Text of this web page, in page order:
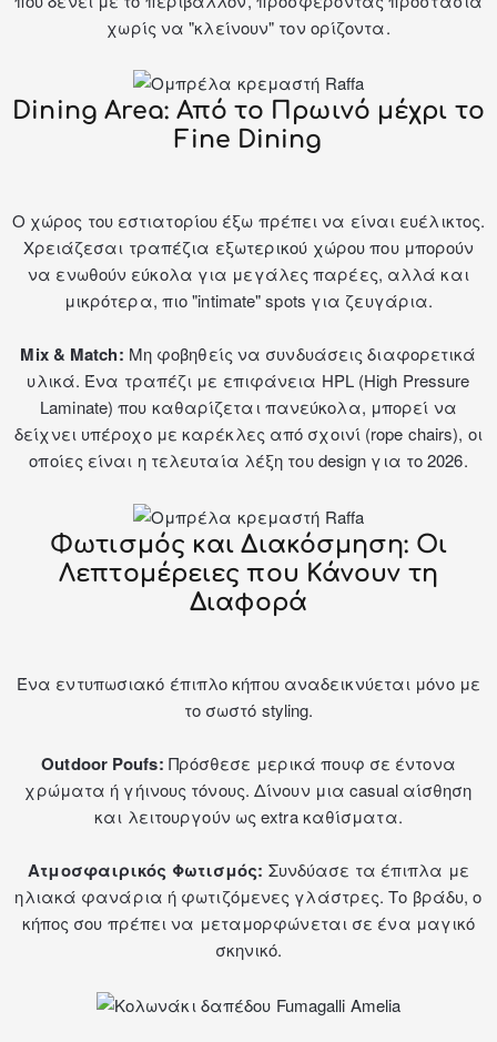
χωρίς να "κλείνουν" τον ορίζοντα.
Dining Area: Από το Πρωινό μέχρι το
Fine Dining
Ο χώρος του εστιατορίου έξω πρέπει να είναι ευέλικτος.
Χρειάζεσαι τραπέζια εξωτερικού χώρουπου μπορούν
να ενωθούν εύκολα για μεγάλες παρέες, αλλά και
μικρότερα, πιο "intimate" spots για ζευγάρια.
Mix & Match: Μη φοβηθείς να συνδυάσεις διαφορετικά
υλικά. Ένα τραπέζι με επιφάνεια HPL (High Pressure
Laminate) που καθαρίζεται πανεύκολα, μπορεί να
δείχνει υπέροχο με καρέκλες από σχοινί (rope chairs), οι
οποίες είναι η τελευταία λέξη του design για το 2026.
Φωτισμός και Διακόσμηση: Οι
Λεπτομέρειες που Κάνουν τη
Διαφορά
Ένα εντυπωσιακό έπιπλο κήπου αναδεικνύεται μόνο με
το σωστό styling.
Outdoor Poufs: Πρόσθεσε μερικάπουφ σε έντονα
χρώματα ή γήινους τόνους. Δίνουν μια casual αίσθηση
και λειτουργούν ως extra καθίσματα.
Ατμοσφαιρικός Φωτισμός: Συνδύασε τα έπιπλα με
ηλιακά φανάρια ή φωτιζόμενες γλάστρες. Το βράδυ, ο
κήπος σου πρέπει να μεταμορφώνεται σε ένα μαγικό
σκηνικό.